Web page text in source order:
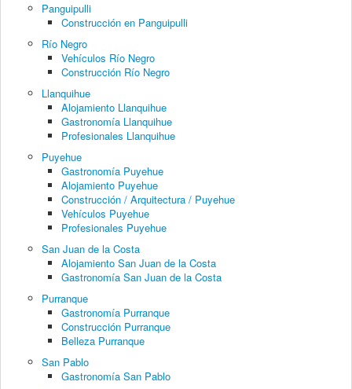
Panguipulli
Construcción en Panguipulli
Río Negro
Vehículos Río Negro
Construcción Río Negro
Llanquihue
Alojamiento Llanquihue
Gastronomía Llanquihue
Profesionales Llanquihue
Puyehue
Gastronomía Puyehue
Alojamiento Puyehue
Construcción / Arquitectura / Puyehue
Vehículos Puyehue
Profesionales Puyehue
San Juan de la Costa
Alojamiento San Juan de la Costa
Gastronomía San Juan de la Costa
Purranque
Gastronomía Purranque
Construcción Purranque
Belleza Purranque
San Pablo
Gastronomía San Pablo